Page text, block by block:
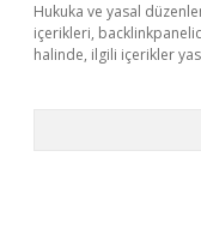
Hukuka ve yasal
içerikleri,
halinde, ilgili içerikler